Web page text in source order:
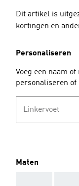
Dit artikel is
kortingen en
Personaliseren
Voeg een naam
personaliseren of
Linkervoet
Maten